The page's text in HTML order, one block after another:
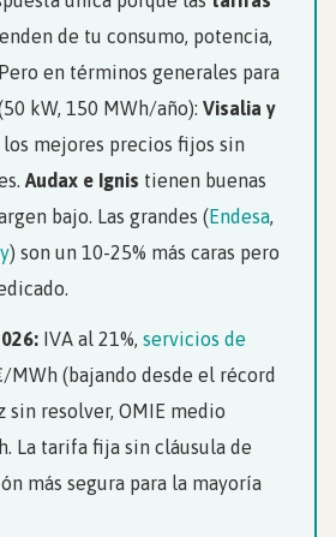
de tu consumo, potencia,
en términos generales para
kW, 150 MWh/año): Visalia y
mejores precios fijos sin
Audax e Ignis tienen buenas
bajo. Las grandes (Endesa,
) son un 10-25% más caras pero
IVA al 21%, servicios de
MWh (bajando desde el récord
sin resolver, OMIE medio
La tarifa fija sin cláusula de
más segura para la mayoría